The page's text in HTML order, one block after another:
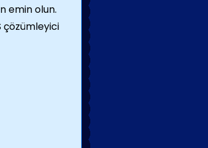
emin olun.
çözümleyici